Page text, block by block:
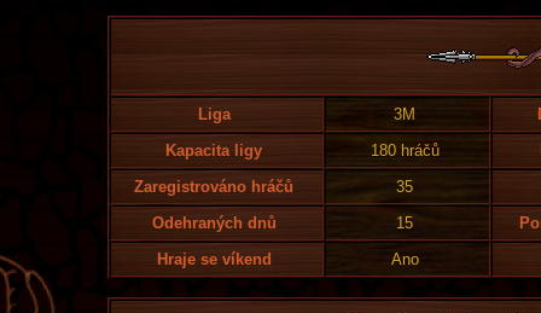
Liga 3M
Kapacita ligy
180 hráčů
Zaregistrováno hráčů
35
Odehraných dnů
15
Hraje se víkend
Ano